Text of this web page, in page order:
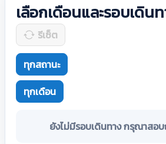
เลือกเดือนและรอบเดิน
รีเซ็ต
ทุกสถานะ
ทุกเดือน
ยังไม่มีรอบเดินทาง กรุณาสอบ